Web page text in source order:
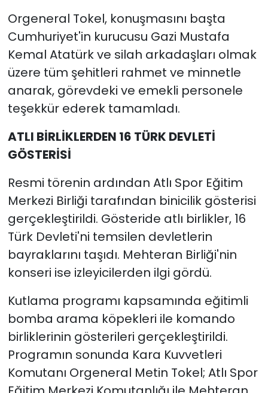
Orgeneral Tokel, konuşmasını başta
Cumhuriyet'in kurucusu Gazi Mustafa
Kemal Atatürk ve silah arkadaşları olmak
üzere tüm şehitleri rahmet ve minnetle
anarak, görevdeki ve emekli personele
teşekkür ederek tamamladı.
ATLI BİRLİKLERDEN 16 TÜRK DEVLETİ
GÖSTERİSİ
Resmi törenin ardından Atlı Spor Eğitim
Merkezi Birliği tarafından binicilik gösterisi
gerçekleştirildi. Gösteride atlı birlikler, 16
Türk Devleti'ni temsilen devletlerin
bayraklarını taşıdı. Mehteran Birliği'nin
konseri ise izleyicilerden ilgi gördü.
Kutlama programı kapsamında eğitimli
bomba arama köpekleri ile komando
birliklerinin gösterileri gerçekleştirildi.
Programın sonunda Kara Kuvvetleri
Komutanı Orgeneral Metin Tokel; Atlı Spor